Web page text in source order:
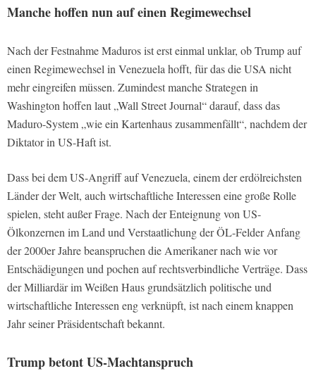
Manche hoffen nun auf einen Regimewechsel
Nach der Festnahme Maduros ist erst einmal unklar, ob Trump auf
einen Regimewechsel in Venezuela hofft, für das die USA nicht
mehr eingreifen müssen. Zumindest manche Strategen in
Washington hoffen laut „Wall Street Journal“ darauf, dass das
Maduro-System „wie ein Kartenhaus zusammenfällt“, nachdem der
Diktator in US-Haft ist.
Dass bei dem US-Angriff auf Venezuela, einem der erdölreichsten
Länder der Welt, auch wirtschaftliche Interessen eine große Rolle
spielen, steht außer Frage. Nach der Enteignung von US-
Ölkonzernen im Land und Verstaatlichung der ÖL-Felder Anfang
der 2000er Jahre beanspruchen die Amerikaner nach wie vor
Entschädigungen und pochen auf rechtsverbindliche Verträge. Dass
der Milliardär im Weißen Haus grundsätzlich politische und
wirtschaftliche Interessen eng verknüpft, ist nach einem knappen
Jahr seiner Präsidentschaft bekannt.
Trump betont US-Machtanspruch